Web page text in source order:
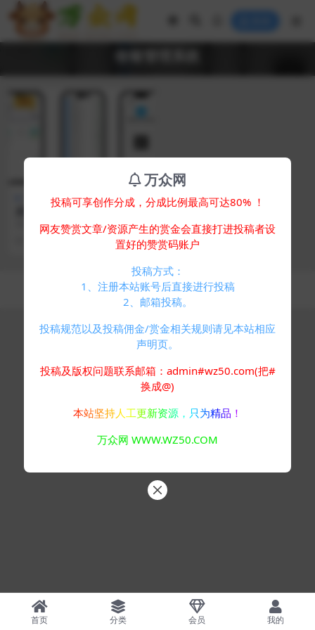
支付充值
易支付 云支付收银台模板 设
计精美的支付收银台 门店收银
管理系统
简介： 易支付 精美设计的支付收银
台模板 门店收银管理系统 云支付收
100
Copyright © 2024万众网- All rights reserved
浙ICP备05025058号-4
首页 分类 会员 我的
万众网
投稿可享创作分成，分成比例最高可达80% ！
网友赞赏文章/资源产生的赏金会直接打进投稿者设
置好的赞赏码账户
投稿方式：
1、注册本站账号后直接进行投稿
2、邮箱投稿。
投稿规范以及投稿佣金/赏金相关规则请见本站相应
声明页。
投稿及版权问题联系邮箱：admin#wz50.com(把#
换成@)
本站坚持人工更新资源，只为精品！
万众网 WWW.WZ50.COM